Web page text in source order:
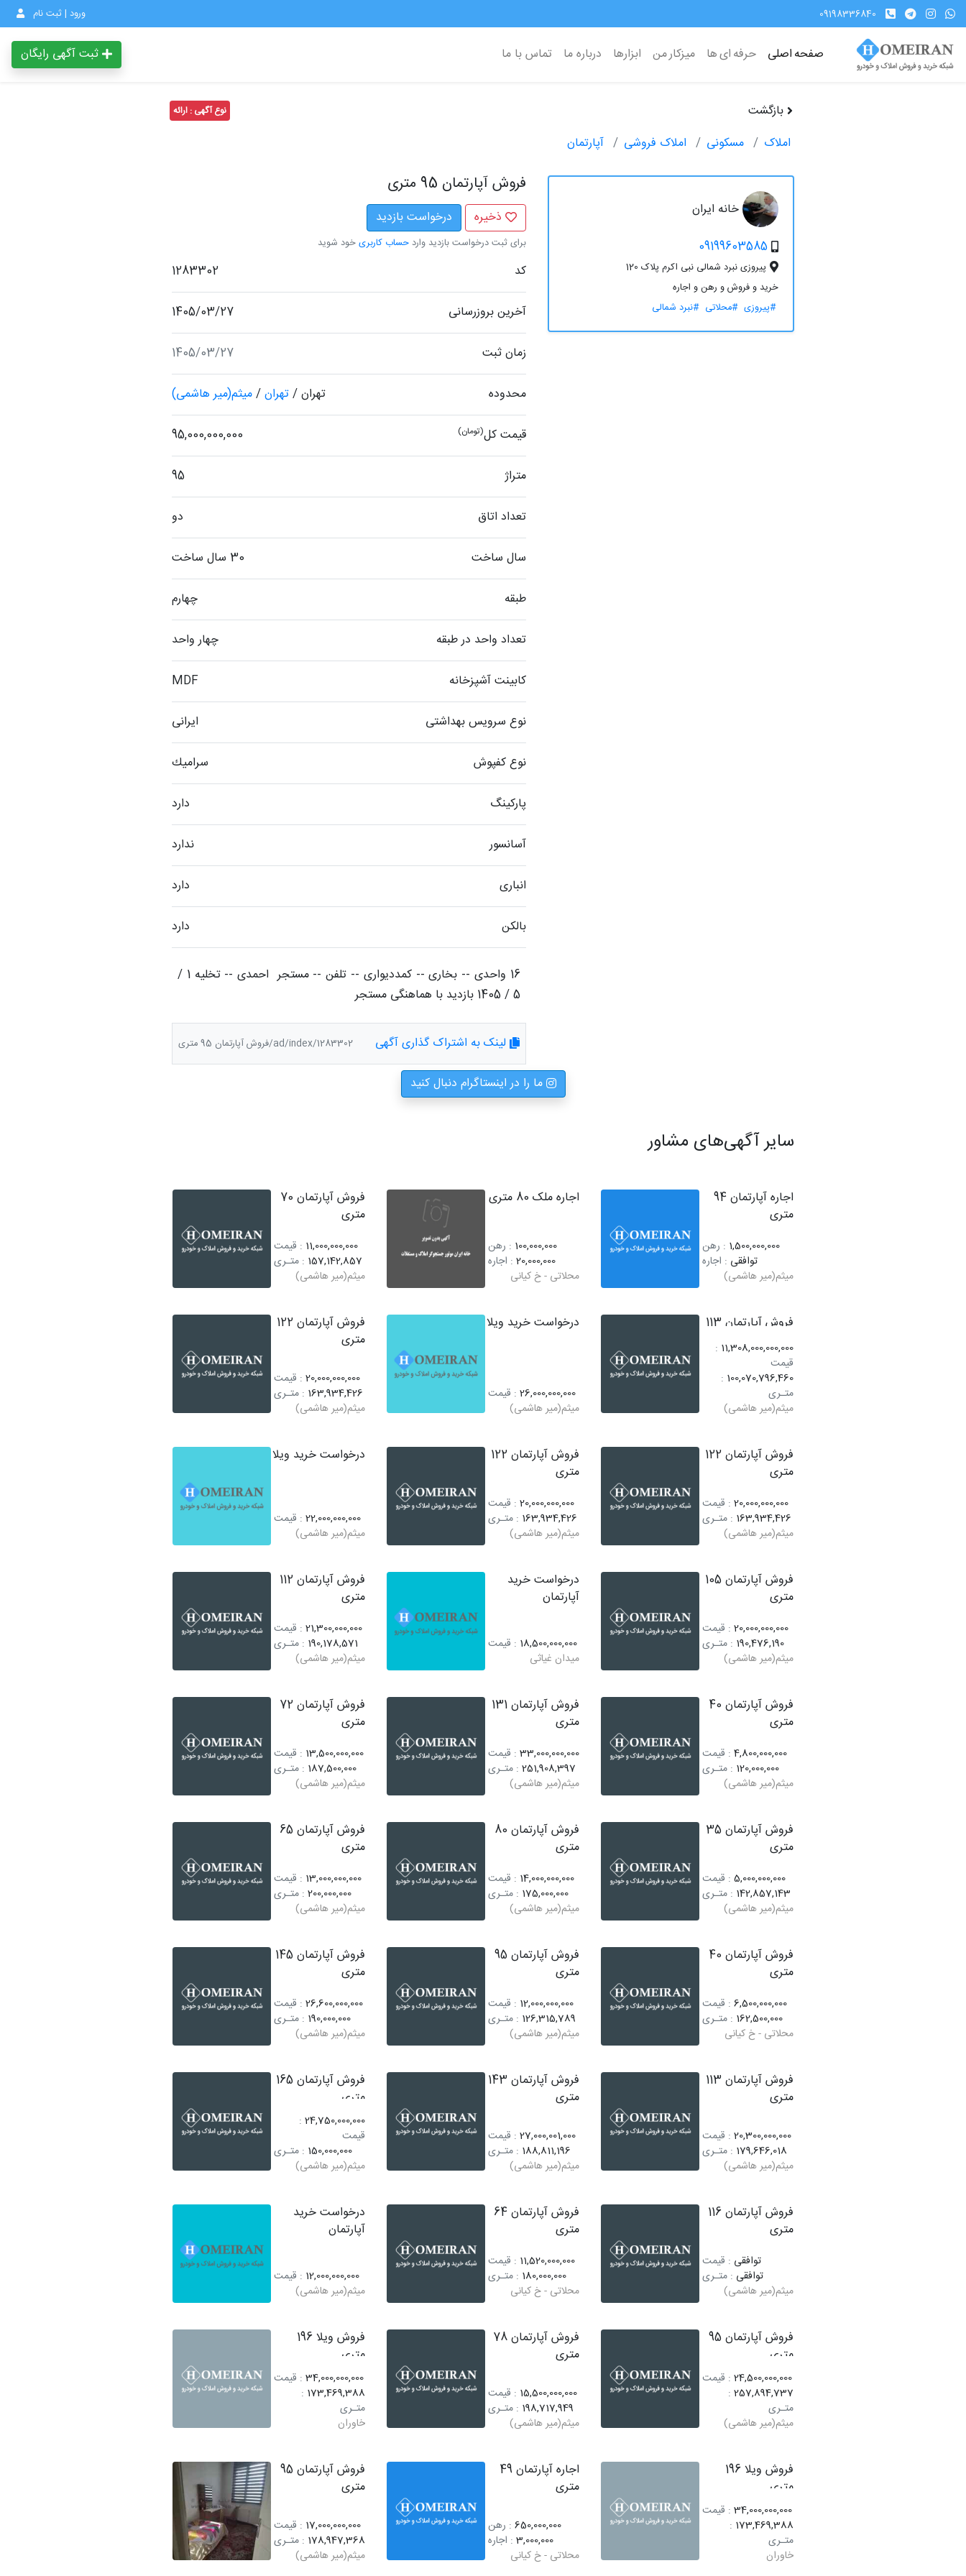
09198336840 ورود | ثبت نام
صفحه اصلی حرفه ای ها میزکار من ابزارها درباره ما تماس با ما ثبت آگهی رایگان
بازگشت نوع آگهی : ارائه
املاک مسکونی املاک فروشی آپارتمان
خانه ایران
09199603585
پیروزی نبرد شمالی نبی اکرم پلاک 120
خرید و فروش و رهن و اجاره
#پیروزی #محلاتی #نبرد شمالی
فروش آپارتمان 95 متری
ذخیره درخواست بازدید
برای ثبت درخواست بازدید واردحساب کاربریخود شوید
کد 1283302
آخرین بروزرسانی 1405/03/27
زمان ثبت 1405/03/27
محدوده تهران/تهران/میثم(میر هاشمی)
قیمت کل 95,000,000,000 (تومان)
متراژ 95
تعداد اتاق دو
سال ساخت 30 سال ساخت
طبقه چهارم
تعداد واحد در طبقه چهار واحد
کابینت آشپزخانه MDF
نوع سرویس بهداشتی ایرانی
نوع کفپوش سراميك
پارکینگ دارد
آسانسور ندارد
انباری دارد
بالکن دارد
16 واحدی -- بخاری -- کمددیواری -- تلفن -- مستجر  احمدی -- تخلیه 1 /
5 / 1405 بازدید با هماهنگی مستجر
لینک به اشتراک گذاری آگهی ad/index/1283302/فروش آپارتمان 95 متری
ما را در اینستاگرام دنبال کنید
سایر آگهی‌های مشاور
اجاره آپارتمان 94
متری
1,500,000,000 : رهن
توافقی : اجاره
میثم(میر هاشمی)
اجاره ملک 80 متری
100,000,000 : رهن
20,000,000 : اجاره
محلاتی - خ کیانی
فروش آپارتمان 70
متری
11,000,000,000 : قیمت
157,142,857 : متـری
میثم(میر هاشمی)
فروش آپارتمان 113
11,308,000,000,000
:
قیمت
100,070,796,460
:
متـری
میثم(میر هاشمی)
درخواست خرید ویلا
26,000,000,000 : قیمت
میثم(میر هاشمی)
فروش آپارتمان 122
متری
20,000,000,000 : قیمت
163,934,426 : متـری
میثم(میر هاشمی)
فروش آپارتمان 122
متری
20,000,000,000 : قیمت
163,934,426 : متـری
میثم(میر هاشمی)
فروش آپارتمان 122
متری
20,000,000,000 : قیمت
163,934,426 : متـری
میثم(میر هاشمی)
درخواست خرید ویلا
22,000,000,000 : قیمت
میثم(میر هاشمی)
فروش آپارتمان 105
متری
20,000,000,000 : قیمت
190,476,190 : متـری
میثم(میر هاشمی)
درخواست خرید
آپارتمان
18,500,000,000 : قیمت
میدان غیاثی
فروش آپارتمان 112
متری
21,300,000,000 : قیمت
190,178,571 : متـری
میثم(میر هاشمی)
فروش آپارتمان 40
متری
4,800,000,000 : قیمت
120,000,000 : متـری
میثم(میر هاشمی)
فروش آپارتمان 131
متری
33,000,000,000 : قیمت
251,908,397 : متـری
میثم(میر هاشمی)
فروش آپارتمان 72
متری
13,500,000,000 : قیمت
187,500,000 : متـری
میثم(میر هاشمی)
فروش آپارتمان 35
متری
5,000,000,000 : قیمت
142,857,143 : متـری
میثم(میر هاشمی)
فروش آپارتمان 80
متری
14,000,000,000 : قیمت
175,000,000 : متـری
میثم(میر هاشمی)
فروش آپارتمان 65
متری
13,000,000,000 : قیمت
200,000,000 : متـری
میثم(میر هاشمی)
فروش آپارتمان 40
متری
6,500,000,000 : قیمت
162,500,000 : متـری
محلاتی - خ کیانی
فروش آپارتمان 95
متری
12,000,000,000 : قیمت
126,315,789 : متـری
میثم(میر هاشمی)
فروش آپارتمان 145
متری
26,600,000,000 : قیمت
190,000,000 : متـری
میثم(میر هاشمی)
فروش آپارتمان 113
متری
20,300,000,000 : قیمت
179,646,018 : متـری
میثم(میر هاشمی)
فروش آپارتمان 143
متری
27,000,001,000 : قیمت
188,811,196 : متـری
میثم(میر هاشمی)
فروش آپارتمان 165
متری
24,750,000,000
:
قیمت
150,000,000 : متـری
میثم(میر هاشمی)
فروش آپارتمان 116
متری
توافقی : قیمت
توافقی : متـری
میثم(میر هاشمی)
فروش آپارتمان 64
متری
11,520,000,000 : قیمت
180,000,000 : متـری
محلاتی - خ کیانی
درخواست خرید
آپارتمان
12,000,000,000 : قیمت
میثم(میر هاشمی)
فروش آپارتمان 95
متری
24,500,000,000 : قیمت
257,894,737
:
متـری
میثم(میر هاشمی)
فروش آپارتمان 78
متری
15,500,000,000 : قیمت
198,717,949 : متـری
میثم(میر هاشمی)
فروش ویلا 196
متری
34,000,000,000 : قیمت
173,469,388
:
متـری
خاوران
فروش ویلا 196
متری
34,000,000,000 : قیمت
173,469,388
:
متـری
خاوران
اجاره آپارتمان 49
متری
650,000,000 : رهن
3,000,000 : اجاره
محلاتی - خ کیانی
فروش آپارتمان 95
متری
17,000,000,000 : قیمت
178,947,368 : متـری
میثم(میر هاشمی)